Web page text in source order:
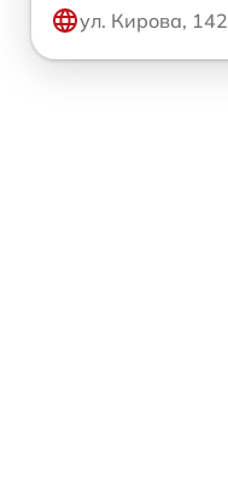
ул. Кирова, 142